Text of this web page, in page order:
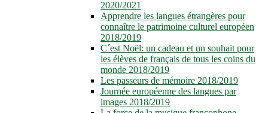
2020/2021
Apprendre les langues étrangères pour
connaître le patrimoine culturel européen
2018/2019
C´est Noël: un cadeau et un souhait pour
les élèves de français de tous les coins du
monde 2018/2019
Les passeurs de mémoire 2018/2019
Journée européenne des langues par
images 2018/2019